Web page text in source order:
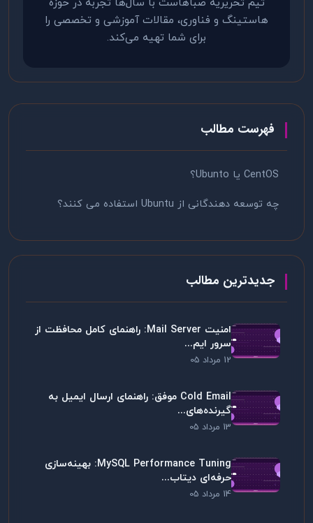
هاستینگ و فناوری، مقالات آموزشی و تخصصی را
برای شما تهیه می‌کند.
فهرست مطالب
CentOS یا Ubunto؟
چه توسعه دهندگانی از Ubuntu استفاده می کنند؟
جدیدترین مطالب
امنیت Mail Server: راهنمای کامل محافظت از
سرور ایم...
12 مرداد 05
Cold Email موفق: راهنمای ارسال ایمیل به
گیرنده‌های...
13 مرداد 05
MySQL Performance Tuning: بهینه‌سازی
حرفه‌ای دیتاب...
14 مرداد 05